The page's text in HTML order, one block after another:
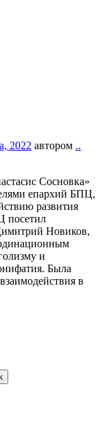
2022 автором ..
Сосновка»
епархий БПЦ,
развития
посетил
Новиков,
и
Была
в